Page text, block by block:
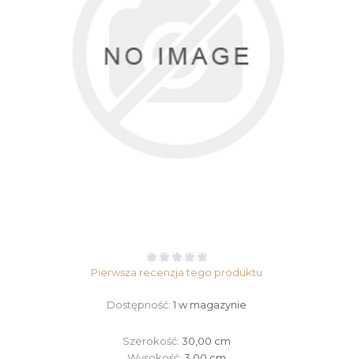
Pierwsza recenzja tego produktu
Dostępność: 1 w magazynie
Szerokość:30,00 cm